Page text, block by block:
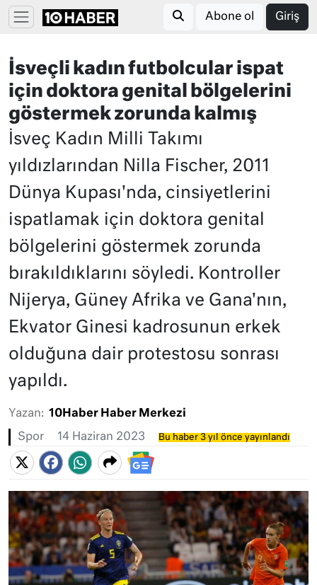
Abone ol Giriş
İsveçli kadın futbolcular ispat
için doktora genital bölgelerini
göstermek zorunda kalmış
İsveç Kadın Milli Takımı
yıldızlarından Nilla Fischer, 2011
Dünya Kupası'nda, cinsiyetlerini
ispatlamak için doktora genital
bölgelerini göstermek zorunda
bırakıldıklarını söyledi. Kontroller
Nijerya, Güney Afrika ve Gana'nın,
Ekvator Ginesi kadrosunun erkek
olduğuna dair protestosu sonrası
yapıldı.
Yazan: 10Haber Haber Merkezi
Spor 14 Haziran 2023 Bu haber 3 yıl önce yayınlandı